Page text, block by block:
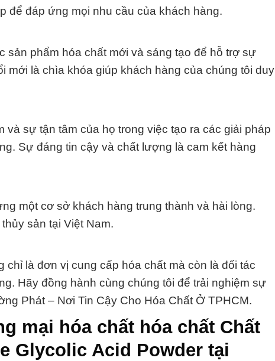
để đáp ứng mọi nhu cầu của khách hàng.
sản phẩm hóa chất mới và sáng tạo để hỗ trợ sự
mới là chìa khóa giúp khách hàng của chúng tôi duy
sự tận tâm của họ trong việc tạo ra các giải pháp
Sự đáng tin cậy và chất lượng là cam kết hàng
một cơ sở khách hàng trung thành và hài lòng.
sản tại Việt Nam.
là đơn vị cung cấp hóa chất mà còn là đối tác
Hãy đồng hành cùng chúng tôi để trải nghiệm sự
Phát – Nơi Tin Cậy Cho Hóa Chất Ở TPHCM.
mại hóa chất hóa chất Chất
Glycolic Acid Powder tại